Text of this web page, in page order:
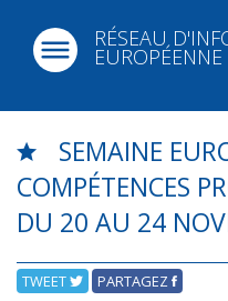
RÉSEAU
EUROPÉENNE
SEMAINE
COMPÉTENCES
DU 20 AU 24
TWEET PARTAGEZ